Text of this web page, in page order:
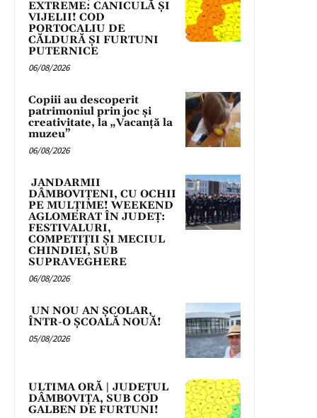
EXTREME: CANICULĂ ȘI
VIJELII! COD
PORTOCALIU DE
CĂLDURĂ ȘI FURTUNI
PUTERNICE
06/08/2026
Copiii au descoperit
patrimoniul prin joc și
creativitate, la „Vacanță la
muzeu”
06/08/2026
JANDARMII
DÂMBOVIȚENI, CU OCHII
PE MULȚIME! WEEKEND
AGLOMERAT ÎN JUDEȚ:
FESTIVALURI,
COMPETIȚII ȘI MECIUL
CHINDIEI, SUB
SUPRAVEGHERE
06/08/2026
UN NOU AN ȘCOLAR,
ÎNTR-O ȘCOALĂ NOUĂ!
05/08/2026
ULTIMA ORĂ | JUDEȚUL
DÂMBOVIȚA, SUB COD
GALBEN DE FURTUNI!